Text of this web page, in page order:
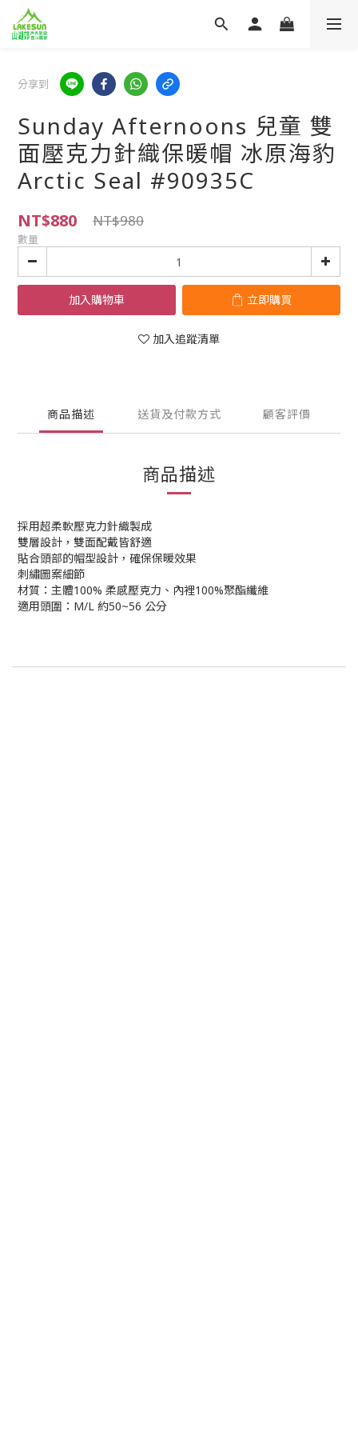
分享到
Sunday Afternoons 兒童 雙
面壓克力針織保暖帽 冰原海豹
Arctic Seal #90935C
NT$880 NT$980
數量
加入購物車 立即購買
加入追蹤清單
商品描述 送貨及付款方式 顧客評價
商品描述
採用超柔軟壓克力針織製成
雙層設計，雙面配戴皆舒適
貼合頭部的帽型設計，確保保暖效果
刺繡圖案細節
材質：主體100% 柔感壓克力、內裡100%聚酯纖維
適用頭圍：M/L 約50~56 公分